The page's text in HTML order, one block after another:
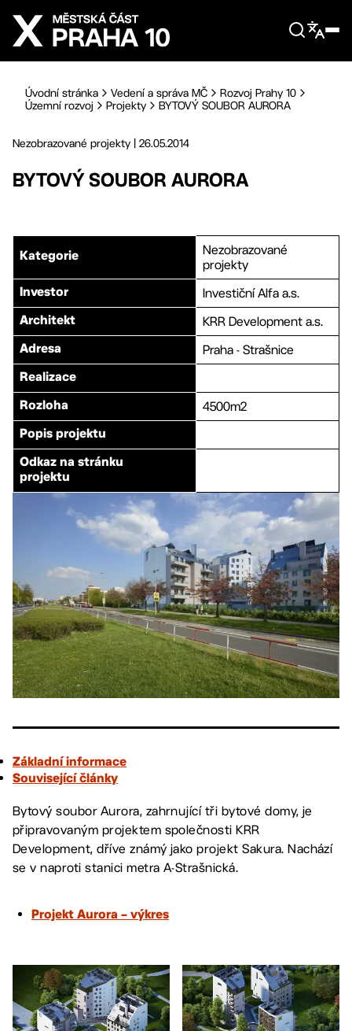
Přejít na hlavní obsah
Úvodní stránka Vedení a správa MČ
Rozvoj Prahy 10
Územní rozvoj
Projekty BYTOVÝ SOUBOR AURORA
Nezobrazované projekty 26.05.2014
BYTOVÝ SOUBOR AURORA
Kategorie
Nezobrazované
projekty
Investor Investiční Alfa a.s.
Architekt KRR Development a.s.
Adresa Praha - Strašnice
Realizace
Rozloha 4500m2
Popis projektu
Odkaz na stránku
projektu
Základní informace
Související články
Bytový soubor Aurora, zahrnující tři bytové domy, je
připravovaným projektem společnosti KRR
Development, dříve známý jako projekt Sakura. Nachází
se v naproti stanici metra A-Strašnická.
Projekt Aurora – výkres